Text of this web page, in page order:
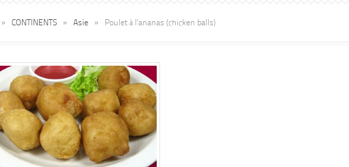
» CONTINENTS » Asie » Poulet à l’ananas (chicken balls)